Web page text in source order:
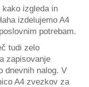
izgleda in
izdelujemo A4
potrebam.
tudi zelo
zapisovanje
dnevnih nalog. V
A4 zvezkov za